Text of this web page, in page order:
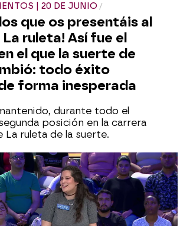
| 20 DE JUNIO
que os presentáis al
ruleta! Así fue el
el que la suerte de
todo éxito
forma inesperada
durante todo el
posición en la carrera
La ruleta de la suerte.
el coche de La ruleta de la
de casi 2.000 euros!